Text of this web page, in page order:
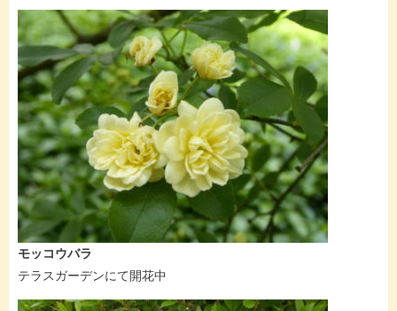
モッコウバラ
テラスガーデンにて開花中